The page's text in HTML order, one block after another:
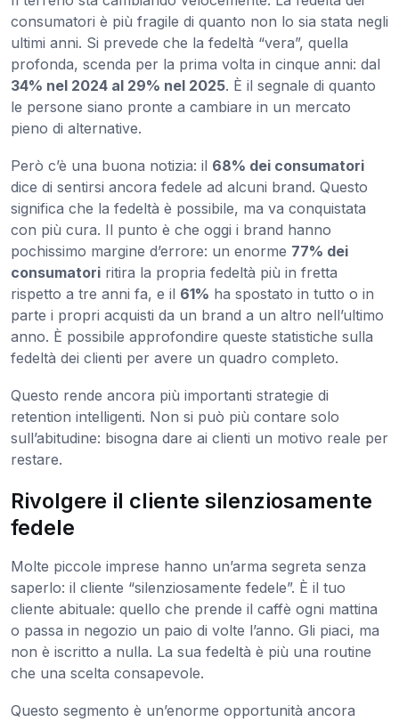
consumatori è più fragile di quanto non lo sia stata negli
ultimi anni. Si prevede che la fedeltà “vera”, quella
profonda, scenda per la prima volta in cinque anni: dal
34% nel 2024 al 29% nel 2025. È il segnale di quanto
le persone siano pronte a cambiare in un mercato
pieno di alternative.
Però c’è una buona notizia: il 68% dei consumatori
dice di sentirsi ancora fedele ad alcuni brand. Questo
significa che la fedeltà è possibile, ma va conquistata
con più cura. Il punto è che oggi i brand hanno
pochissimo margine d’errore: un enorme 77% dei
consumatori ritira la propria fedeltà più in fretta
rispetto a tre anni fa, e il 61% ha spostato in tutto o in
parte i propri acquisti da un brand a un altro nell’ultimo
anno. È possibile approfondire queste statistiche sulla
fedeltà dei clienti per avere un quadro completo.
Questo rende ancora più importanti strategie di
retention intelligenti. Non si può più contare solo
sull’abitudine: bisogna dare ai clienti un motivo reale per
restare.
Rivolgere il cliente silenziosamente
fedele
Molte piccole imprese hanno un’arma segreta senza
saperlo: il cliente “silenziosamente fedele”. È il tuo
cliente abituale: quello che prende il caffè ogni mattina
o passa in negozio un paio di volte l’anno. Gli piaci, ma
non è iscritto a nulla. La sua fedeltà è più una routine
che una scelta consapevole.
Questo segmento è un’enorme opportunità ancora